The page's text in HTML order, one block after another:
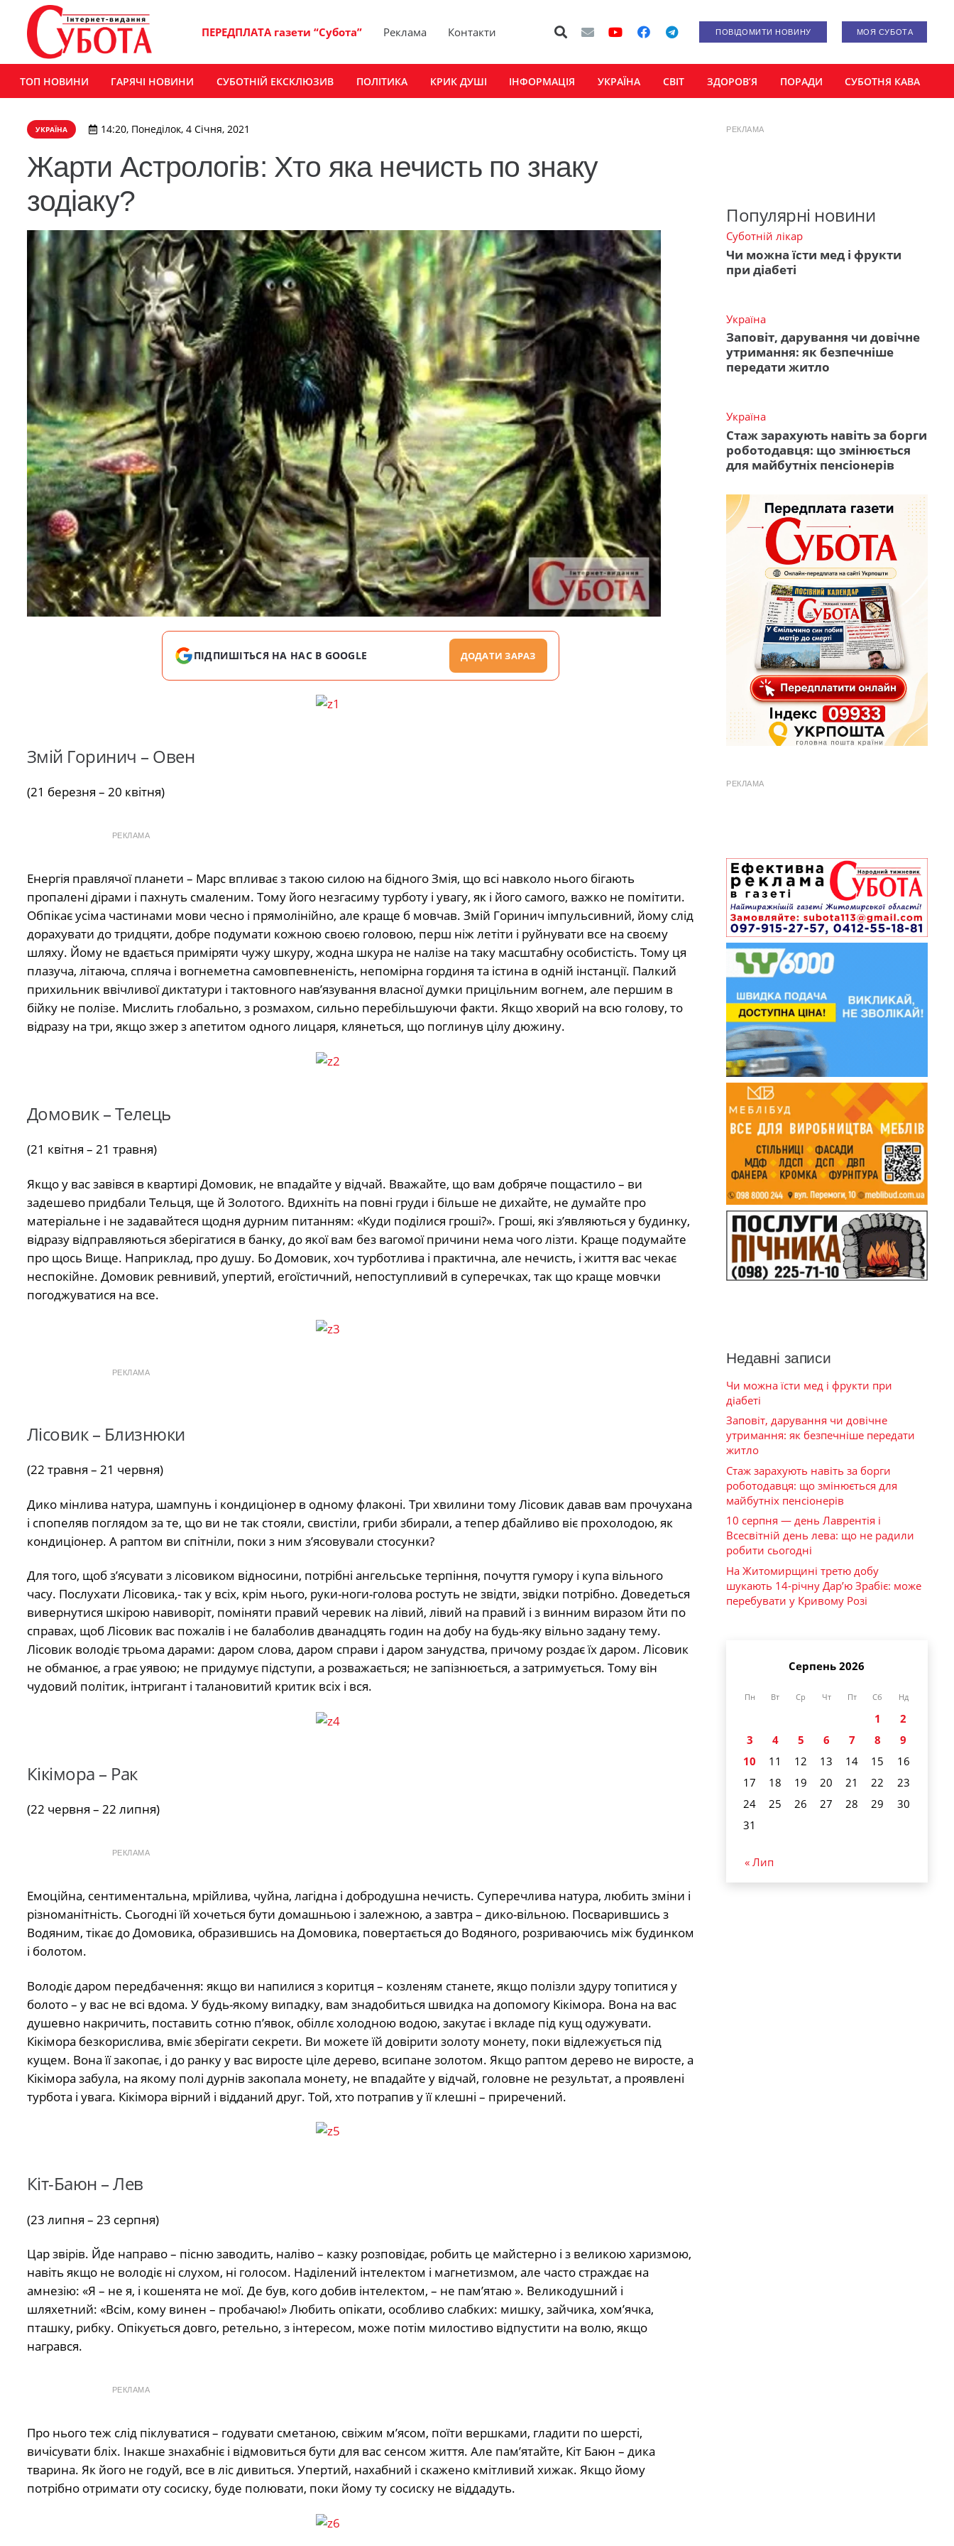
ПЕРЕДПЛАТА газети “Субота” Реклама Контакти ПОВІДОМИТИ НОВИНУ МОЯ СУБОТА
ТОП НОВИНИ ГАРЯЧІ НОВИНИ СУБОТНІЙ ЕКСКЛЮЗИВ ПОЛІТИКА КРИК ДУШІ ІНФОРМАЦІЯ УКРАЇНА СВІТ ЗДОРОВ’Я ПОРАДИ СУБОТНЯ КАВА
УКРАЇНА 14:20, Понеділок, 4 Січня, 2021
Жарти Астрологів: Хто яка нечисть по знаку
зодіаку?
ПІДПИШІТЬСЯ НА НАС В GOOGLE ДОДАТИ ЗАРАЗ
Змій Горинич – Овен
(21 березня – 20 квітня)
РЕКЛАМА
Енергія правлячої планети – Марс впливає з такою силою на бідного Змія, що всі навколо нього бігають
пропалені дірами і пахнуть смаленим. Тому його незгасиму турботу і увагу, як і його самого, важко не помітити.
Обпікає усіма частинами мови чесно і прямолінійно, але краще б мовчав. Змій Горинич імпульсивний, йому слід
дорахувати до тридцяти, добре подумати кожною своєю головою, перш ніж летіти і руйнувати все на своєму
шляху. Йому не вдається приміряти чужу шкуру, жодна шкура не налізе на таку масштабну особистість. Тому ця
плазуча, літаюча, спляча і вогнеметна самовпевненість, непомірна гординя та істина в одній інстанції. Палкий
прихильник ввічливої диктатури і тактовного нав’язування власної думки прицільним вогнем, але першим в
бійку не полізе. Мислить глобально, з розмахом, сильно перебільшуючи факти. Якщо хворий на всю голову, то
відразу на три, якщо зжер з апетитом одного лицаря, клянеться, що поглинув цілу дюжину.
Домовик – Телець
(21 квітня – 21 травня)
Якщо у вас завівся в квартирі Домовик, не впадайте у відчай. Вважайте, що вам добряче пощастило – ви
задешево придбали Тельця, ще й Золотого. Вдихніть на повні груди і більше не дихайте, не думайте про
матеріальне і не задавайтеся щодня дурним питанням: «Куди поділися гроші?». Гроші, які з’являються у будинку,
відразу відправляються зберігатися в банку, до якої вам без вагомої причини нема чого лізти. Краще подумайте
про щось Вище. Наприклад, про душу. Бо Домовик, хоч турботлива і практична, але нечисть, і життя вас чекає
неспокійне. Домовик ревнивий, упертий, егоїстичний, непоступливий в суперечках, так що краще мовчки
погоджуватися на все.
РЕКЛАМА
Лісовик – Близнюки
(22 травня – 21 червня)
Дико мінлива натура, шампунь і кондиціонер в одному флаконі. Три хвилини тому Лісовик давав вам прочухана
і спопеляв поглядом за те, що ви не так стояли, свистіли, гриби збирали, а тепер дбайливо віє прохолодою, як
кондиціонер. А раптом ви спітніли, поки з ним з’ясовували стосунки?
Для того, щоб з’ясувати з лісовиком відносини, потрібні ангельське терпіння, почуття гумору і купа вільного
часу. Послухати Лісовика,- так у всіх, крім нього, руки-ноги-голова ростуть не звідти, звідки потрібно. Доведеться
вивернутися шкірою навиворіт, поміняти правий черевик на лівий, лівий на правий і з винним виразом йти по
справах, щоб Лісовик вас пожалів і не балаболив дванадцять годин на добу на будь-яку вільно задану тему.
Лісовик володіє трьома дарами: даром слова, даром справи і даром занудства, причому роздає їх даром. Лісовик
не обманює, а грає уявою; не придумує підступи, а розважається; не запізнюється, а затримується. Тому він
чудовий політик, інтригант і талановитий критик всіх і вся.
Кікімора – Рак
(22 червня – 22 липня)
РЕКЛАМА
Емоційна, сентиментальна, мрійлива, чуйна, лагідна і добродушна нечисть. Cуперечлива натура, любить зміни і
різноманітність. Сьогодні їй хочеться бути домашньою і залежною, а завтра – дико-вільною. Посварившись з
Водяним, тікає до Домовика, образившись на Домовика, повертається до Водяного, розриваючись між будинком
і болотом.
Володіє даром передбачення: якщо ви напилися з коритця – козленям станете, якщо полізли здуру топитися у
болото – у вас не всі вдома. У будь-якому випадку, вам знадобиться швидка на допомогу Кікімора. Вона на вас
душевно накричить, поставить сотню п’явок, обіллє холодною водою, закутає і вкладе під кущ одужувати.
Кікімора безкорислива, вміє зберігати секрети. Ви можете їй довірити золоту монету, поки відлежується під
кущем. Вона її закопає, і до ранку у вас виросте ціле дерево, всипане золотом. Якщо раптом дерево не виросте, а
Кікімора забула, на якому полі дурнів закопала монету, не впадайте у відчай, головне не результат, а проявлені
турбота і увага. Кікімора вірний і відданий друг. Той, хто потрапив у її клешні – приречений.
Кіт-Баюн – Лев
(23 липня – 23 серпня)
Цар звірів. Йде направо – пісню заводить, наліво – казку розповідає, робить це майстерно і з великою харизмою,
навіть якщо не володіє ні слухом, ні голосом. Наділений інтелектом і магнетизмом, але часто страждає на
амнезію: «Я – не я, і кошенята не мої. Де був, кого добив інтелектом, – не пам’ятаю ». Великодушний і
шляхетний: «Всім, кому винен – ​​пробачаю!» Любить опікати, особливо слабких: мишку, зайчика, хом’ячка,
пташку, рибку. Опікується довго, ретельно, з інтересом, може потім милостиво відпустити на волю, якщо
награвся.
РЕКЛАМА
Про нього теж слід піклуватися – годувати сметаною, свіжим м’ясом, поїти вершками, гладити по шерсті,
вичісувати бліх. Інакше знахабніє і відмовиться бути для вас сенсом життя. Але пам’ятайте, Кіт Баюн – дика
тварина. Як його не годуй, все в ліс дивиться. Упертий, нахабний і скажено кмітливий хижак. Якщо йому
потрібно отримати оту сосиску, буде полювати, поки йому ту сосиску не віддадуть.
РЕКЛАМА
Популярні новини
Суботній лікар
Чи можна їсти мед і фрукти
при діабеті
Україна
Заповіт, дарування чи довічне
утримання: як безпечніше
передати житло
Україна
Стаж зарахують навіть за борги
роботодавця: що змінюється
для майбутніх пенсіонерів
РЕКЛАМА
Недавні записи
Чи можна їсти мед і фрукти при
діабеті
Заповіт, дарування чи довічне
утримання: як безпечніше передати
житло
Стаж зарахують навіть за борги
роботодавця: що змінюється для
майбутніх пенсіонерів
10 серпня — день Лаврентія і
Всесвітній день лева: що не радили
робити сьогодні
На Житомирщині третю добу
шукають 14-річну Дар’ю Зрабіє: може
перебувати у Кривому Розі
Серпень 2026
Пн Вт Ср Чт Пт Сб Нд
1
2
3
4 5 6 7 8
9
10
11 12 13 14 15
16
17
18 19 20 21 22
23
24
25 26 27 28 29
30
31
« Лип